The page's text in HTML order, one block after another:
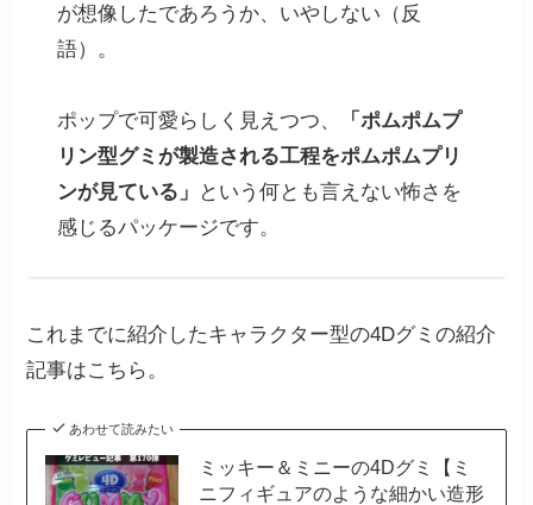
が想像したであろうか、いやしない（反
語）。
ポップで可愛らしく見えつつ、
「ポムポムプ
リン型グミが製造される工程をポムポムプリ
ンが見ている」
という何とも言えない怖さを
感じるパッケージです。
これまでに紹介したキャラクター型の4Dグミの紹介
記事はこちら。
あわせて読みたい
ミッキー＆ミニーの4Dグミ【ミ
ニフィギュアのような細かい造形